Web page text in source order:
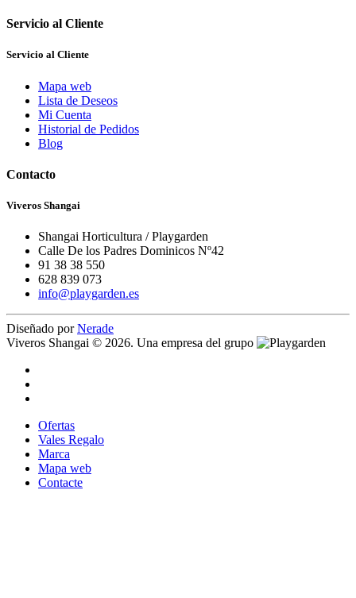
Servicio al Cliente
Servicio al Cliente
Mapa web
Lista de Deseos
Mi Cuenta
Historial de Pedidos
Blog
Contacto
Viveros Shangai
Shangai Horticultura / Playgarden
Calle De los Padres Dominicos Nº42
91 38 38 550
628 839 073
info@playgarden.es
Diseñado porNerade
Viveros Shangai © 2026. Una empresa del grupo
Ofertas
Vales Regalo
Marca
Mapa web
Contacte